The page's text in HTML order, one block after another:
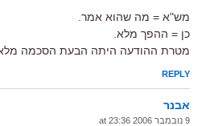
מש"א = מה שהוא אמר.
כן = ההפך מלא.
מטרת ההודעה היתה הבעת הסכמה
REPLY
אבנר
9 נובמבר 2006 at 23:36